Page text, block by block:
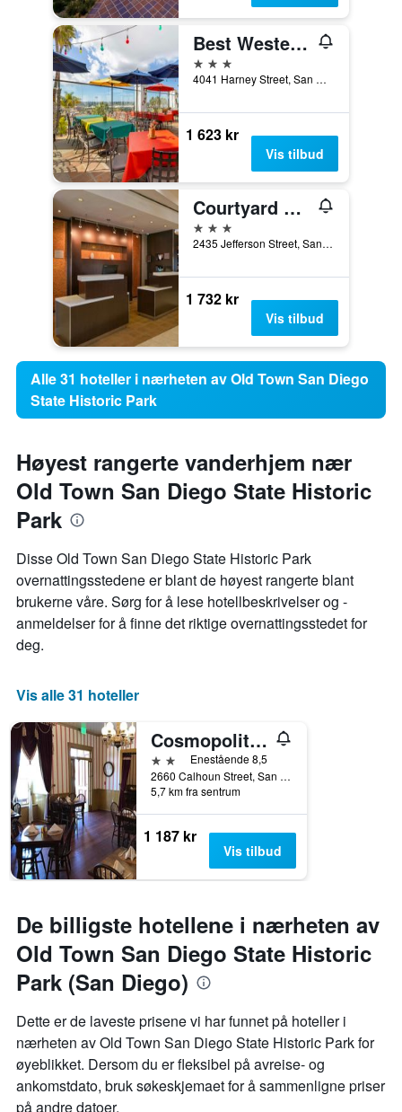
Best Western Plus Hacienda Hotel Old Town
3 stjerner
4041 Harney Street, San Diego, CA, USA
1 623 kr
Vis tilbud
Courtyard by Marriott San Diego Old Town
3 stjerner
2435 Jefferson Street, San Diego, CA, USA
1 732 kr
Vis tilbud
Alle 31 hoteller i nærheten av Old Town San Diego
State Historic Park
Høyest rangerte vanderhjem nær
Old Town San Diego State Historic
Park
Disse Old Town San Diego State Historic Park
overnattingsstedene er blant de høyest rangerte blant
brukerne våre. Sørg for å lese hotellbeskrivelser og -
anmeldelser for å finne det riktige overnattingsstedet for
deg.
Vis alle 31 hoteller
Cosmopolitan Hotel
2 stjernerEnestående 8,5
2660 Calhoun Street, San Diego, CA, USA
5,7 km fra sentrum
1 187 kr
Vis tilbud
De billigste hotellene i nærheten av
Old Town San Diego State Historic
Park (San Diego)
Dette er de laveste prisene vi har funnet på hoteller i
nærheten av Old Town San Diego State Historic Park for
øyeblikket. Dersom du er fleksibel på avreise- og
ankomstdato, bruk søkeskjemaet for å sammenligne priser
på andre datoer.